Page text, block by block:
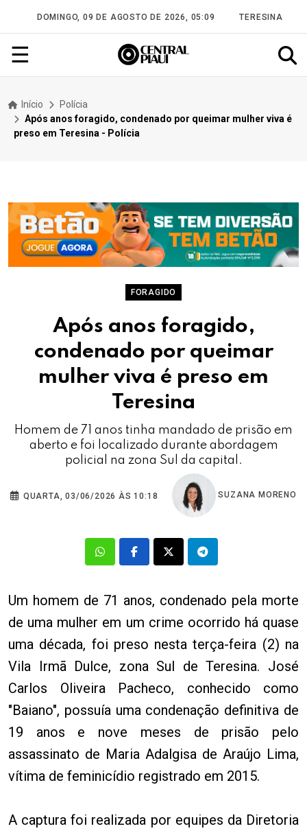
DOMINGO, 09 DE AGOSTO DE 2026, 05:09 TERESINA
☰
Início
Polícia
Após anos foragido, condenado por queimar mulher viva é
preso em Teresina - Polícia
FORAGIDO
Após anos foragido,
condenado por queimar
mulher viva é preso em
Teresina
Homem de 71 anos tinha mandado de prisão em
aberto e foi localizado durante abordagem
policial na zona Sul da capital.
QUARTA, 03/06/2026 ÀS 10:18 SUZANA MORENO
Um homem de 71 anos, condenado pela morte
de uma mulher em um crime ocorrido há quase
uma década, foi preso nesta terça-feira (2) na
Vila Irmã Dulce, zona Sul de Teresina. José
Carlos Oliveira Pacheco, conhecido como
"Baiano", possuía uma condenação definitiva de
19 anos e nove meses de prisão pelo
assassinato de Maria Adalgisa de Araújo Lima,
vítima de feminicídio registrado em 2015.
A captura foi realizada por equipes da Diretoria